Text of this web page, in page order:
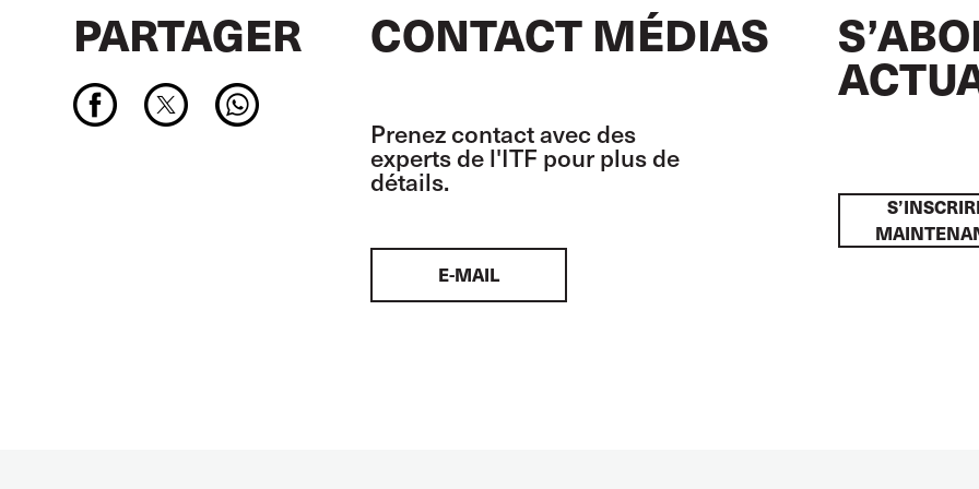
PARTAGER CONTACT MÉDIAS
Prenez contact avec des
experts de l'ITF pour plus de
détails.
E-MAIL